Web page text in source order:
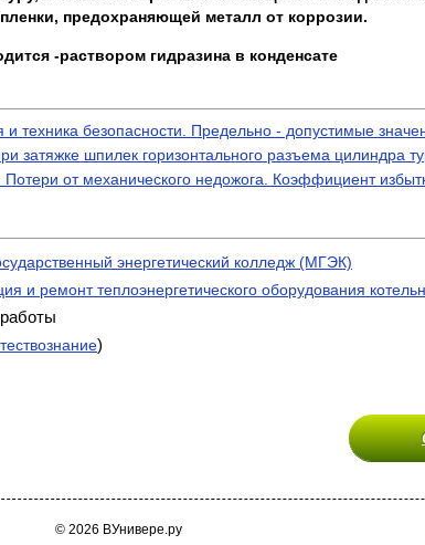
предохраняющей металл от коррозии.
-раствором гидразина в конденсате
техника безопасности. Предельно - допустимые
затяжке шпилек горизонтального разъема цилиндра
от механического недожога. Коэффициент
энергетический колледж (МГЭК)
и ремонт теплоэнергетического оборудования
)
© 2026 ВУнивере.ру